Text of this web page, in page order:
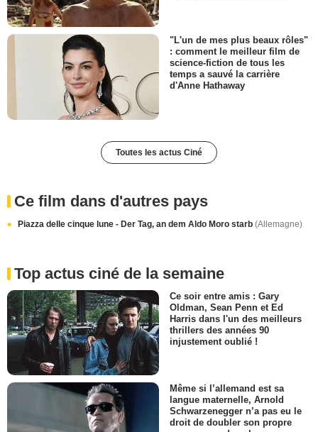
"L'un de mes plus beaux rôles"
: comment le meilleur film de
science-fiction de tous les
temps a sauvé la carrière
d'Anne Hathaway
Toutes les actus Ciné
Ce film dans d'autres pays
Piazza delle cinque lune - Der Tag, an dem Aldo Moro starb (Allemagne)
Top actus ciné de la semaine
Ce soir entre amis : Gary
Oldman, Sean Penn et Ed
Harris dans l'un des meilleurs
thrillers des années 90
injustement oublié !
Même si l’allemand est sa
langue maternelle, Arnold
Schwarzenegger n’a pas eu le
droit de doubler son propre